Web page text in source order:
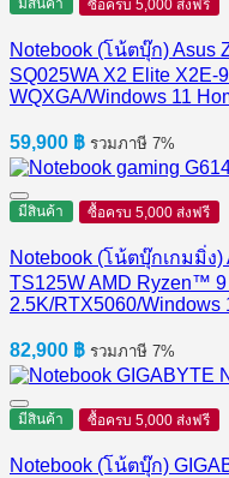
มีสินค้า ซื้อครบ 5,000 ส่งฟรี
Notebook (โน้ตบุ๊ก) Asus
SQ025WA X2 Elite X2E-
WQXGA/Windows 11
59,900 ฿ รวมภาษี 7%
มีสินค้า ซื้อครบ 5,000 ส่งฟรี
Notebook (โน้ตบุ๊กเกมมิ่ง)
TS125W AMD Ryzen™
2.5K/RTX5060/Windows
82,900 ฿ รวมภาษี 7%
มีสินค้า ซื้อครบ 5,000 ส่งฟรี
Notebook (โน้ตบุ๊ก)